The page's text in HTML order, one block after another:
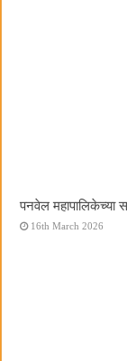
पनवेल महापालिकेच्या
16th March 2026